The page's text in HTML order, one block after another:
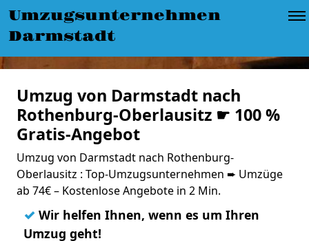
Umzugsunternehmen
Darmstadt
Umzug von Darmstadt nach
Rothenburg-Oberlausitz ☛ 100 %
Gratis-Angebot
Umzug von Darmstadt nach Rothenburg-
Oberlausitz : Top-Umzugsunternehmen ➨ Umzüge
ab 74€ – Kostenlose Angebote in 2 Min.
✓ Wir helfen Ihnen, wenn es um Ihren
Umzug geht!